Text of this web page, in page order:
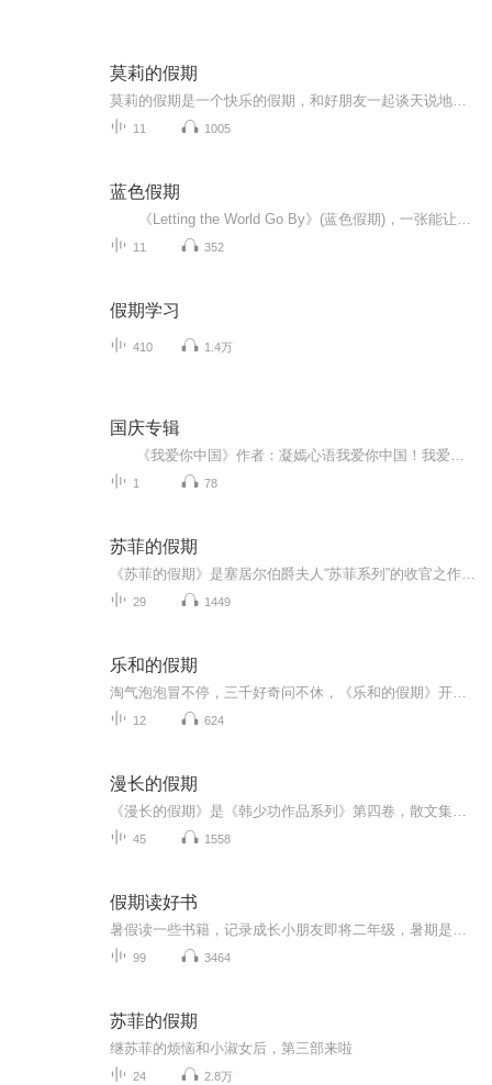
莫莉的假期
11 1005
蓝色假期
11 352
假期学习
410 1.4万
国庆专辑
1 78
苏菲的假期
29 1449
乐和的假期
12 624
漫长的假期
45 1558
假期读好书
99 3464
苏菲的假期
继苏菲的烦恼和小淑女后，第三部来啦
24 2.8万